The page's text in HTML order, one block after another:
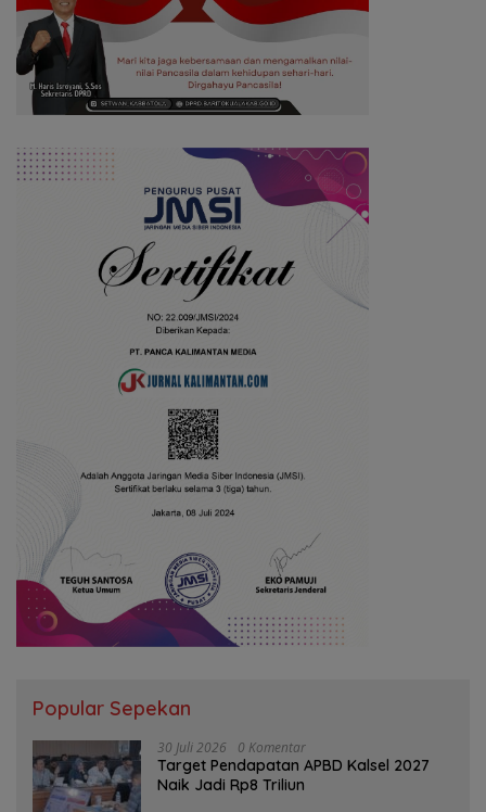
Popular Sepekan
30 Juli 2026 0 Komentar
Target Pendapatan APBD Kalsel 2027
Naik Jadi Rp8 Triliun